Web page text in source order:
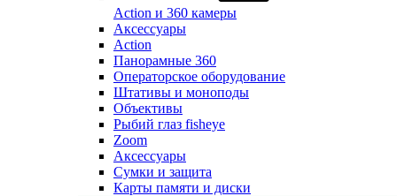
Action и 360 камеры
Аксессуары
Action
Панорамные 360
Операторское оборудование
Штативы и моноподы
Объективы
Рыбий глаз fisheye
Zoom
Аксессуары
Сумки и защита
Карты памяти и диски